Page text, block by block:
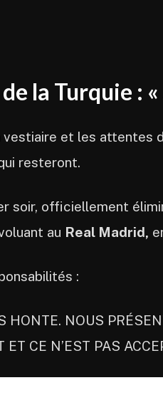
la Turquie :
et les attentes
resteront.
soir, officiellement
au Real Madrid,
:
NOUS
CE N’EST PAS